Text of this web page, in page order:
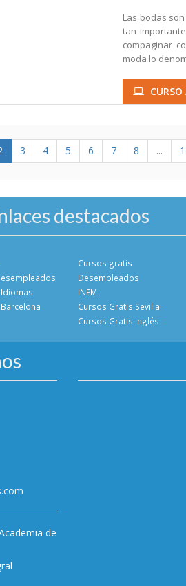
Las bodas
tan
compaginar
moda lo
3 4 5 6 7 8 ...
destacados
Cursos gratis
Desempleados
INEM
Cursos Gratis Sevilla
Cursos Gratis Inglés
de